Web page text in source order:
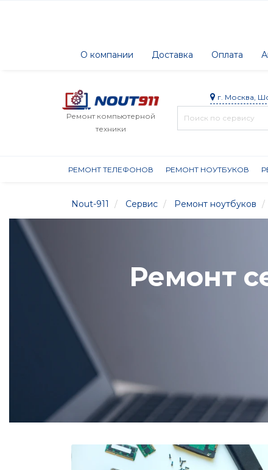
О компании Доставка Оплата
Ремонт компьютерной
техники
г. Москва,
РЕМОНТ ТЕЛЕФОНОВ РЕМОНТ НОУТБУКОВ
Nout-911 Сервис Ремонт ноутбуков
Ремонт